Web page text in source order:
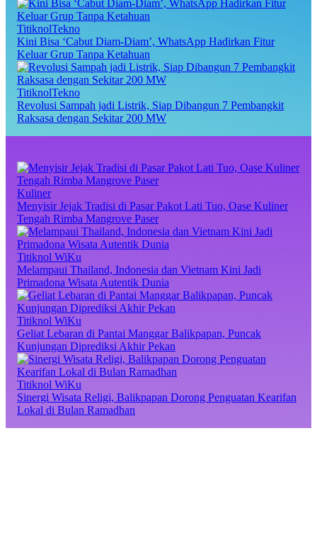
TitiknolTekno
Kini Bisa ‘Cabut Diam-Diam’, WhatsApp Hadirkan Fitur
Keluar Grup Tanpa Ketahuan
TitiknolTekno
Revolusi Sampah jadi Listrik, Siap Dibangun 7 Pembangkit
Raksasa dengan Sekitar 200 MW
Kuliner
Menyisir Jejak Tradisi di Pasar Pakot Lati Tuo, Oase Kuliner
Tengah Rimba Mangrove Paser
Titiknol WiKu
Melampaui Thailand, Indonesia dan Vietnam Kini Jadi
Primadona Wisata Autentik Dunia
Titiknol WiKu
Geliat Lebaran di Pantai Manggar Balikpapan, Puncak
Kunjungan Diprediksi Akhir Pekan
Titiknol WiKu
Sinergi Wisata Religi, Balikpapan Dorong Penguatan Kearifan
Lokal di Bulan Ramadhan